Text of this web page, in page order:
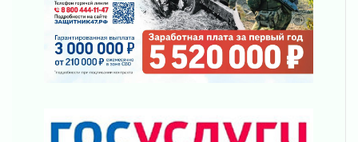
В Ивангороде назвали новых почетных
граждан Ленинградской области
02 августа 2026
Готовность №1
02 августа 2026
02 августа 2026